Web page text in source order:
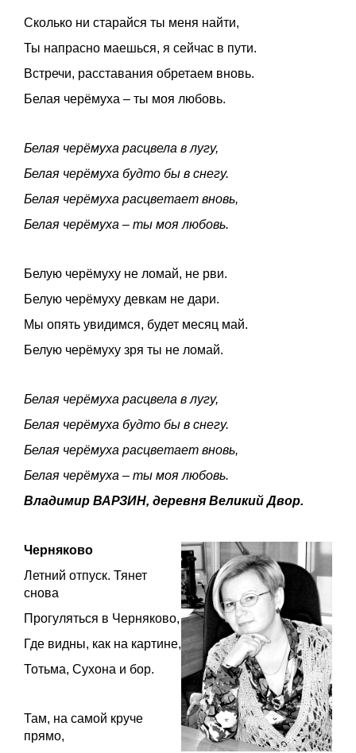
Сколько ни старайся ты меня найти,
Ты напрасно маешься, я сейчас в пути.
Встречи, расставания обретаем вновь.
Белая черёмуха – ты моя любовь.
Белая черёмуха расцвела в лугу,
Белая черёмуха будто бы в снегу.
Белая черёмуха расцветает вновь,
Белая черёмуха – ты моя любовь.
Белую черёмуху не ломай, не рви.
Белую черёмуху девкам не дари.
Мы опять увидимся, будет месяц май.
Белую черёмуху зря ты не ломай.
Белая черёмуха расцвела в лугу,
Белая черёмуха будто бы в снегу.
Белая черёмуха расцветает вновь,
Белая черёмуха – ты моя любовь.
Владимир ВАРЗИН, деревня Великий Двор.
Черняково
Летний отпуск. Тянет
снова
Прогуляться в Черняково,
Где видны, как на картине,
Тотьма, Сухона и бор.
Там, на самой круче
прямо,